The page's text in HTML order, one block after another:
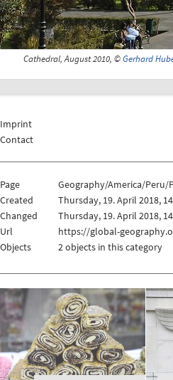
Cathedral, August 2010, ©Gerhard
Imprint
Contact
Page
Geography/America/
Created
Thursday, 19. April 2018,
Changed
Thursday, 19. April 2018,
Url
https://global-
Objects
2 objects in this category